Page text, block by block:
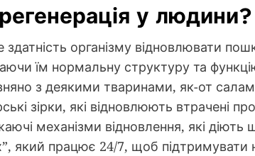
у людини?
здатність організму відновлювати
їм нормальну структуру та
з деякими тваринами, як-от
зірки, які відновлюють втрачені
механізми відновлення, які діють
який працює 24/7, щоб підтримувати